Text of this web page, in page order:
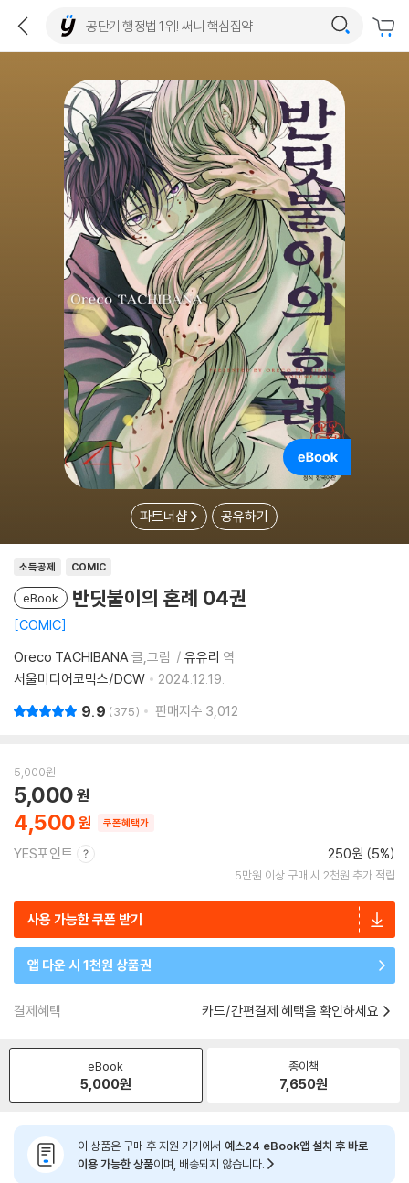
파트너샵 공유하기
소득공제 COMIC
eBook 반딧불이의 혼례 04권
COMIC
Oreco TACHIBANA글,그림 유유리 역
서울미디어코믹스/DCW
2024.12.19.
9.9 375 판매지수 3,012
5,000원
4,500
5,000
쿠폰혜택가
YES포인트 250원 (5%)
5만원 이상 구매 시 2천원 추가 적립
사용 가능한 쿠폰 받기
앱 다운 시 1천원 상품권
결제혜택 카드/간편결제 혜택을 확인하세요
eBook
5,000원
종이책
7,650원
이 상품은 구매 후 지원 기기에서 예스24 eBook앱 설치 후 바로
이용 가능한 상품이며, 배송되지 않습니다.